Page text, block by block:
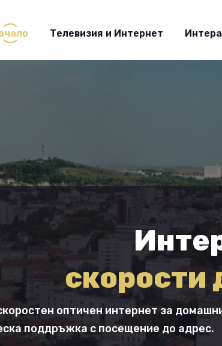
Телевизия и Интернет
скорости
оптичен интернет за
поддръжка с посещение до адрес.